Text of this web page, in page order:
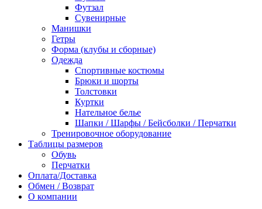
Футзал
Сувенирные
Манишки
Гетры
Форма (клубы и сборные)
Одежда
Спортивные костюмы
Брюки и шорты
Толстовки
Куртки
Нательное белье
Шапки / Шарфы / Бейсболки / Перчатки
Тренировочное оборудование
Таблицы размеров
Обувь
Перчатки
Оплата/Доставка
Обмен / Возврат
О компании